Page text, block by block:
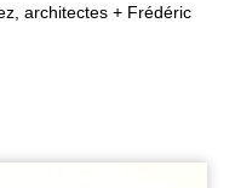
architectes + Frédéric